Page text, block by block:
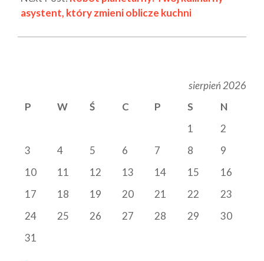
asystent, który zmieni oblicze kuchni
sierpień 2026
P
W Ś C P S
N
1
2
3
4 5 6 7 8
9
10
11 12 13 14 15
16
17
18 19 20 21 22
23
24
25 26 27 28 29
30
31